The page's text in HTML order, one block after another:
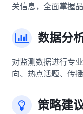
关信息，全面掌握品
数据分
对监测数据进行专
向、热点话题、传播
策略建